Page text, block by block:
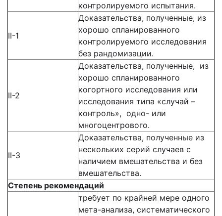
контролируемого испытания.
II-1
Доказательства, полученные, из
хорошо спланированного
контролируемого исследования
без рандомизации.
II-2
Доказательства, полученные, из
хорошо спланированного
когортного исследования или
исследования типа «случай –
контроль», одно- или
многоцентрового.
II-3
Доказательства, полученные из
нескольких серий случаев с
наличием вмешательства и без
вмешательства.
Степень рекомендаций
требует по крайней мере одного
мета-анализа, систематического